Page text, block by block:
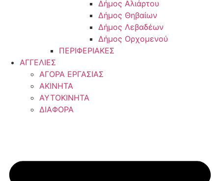
Δήμος Αλιάρτου
Δήμος Θηβαίων
Δήμος Λεβαδέων
Δήμος Ορχομενού
ΠΕΡΙΦΕΡΙΑΚΕΣ
ΑΓΓΕΛΙΕΣ
ΑΓΟΡΑ ΕΡΓΑΣΙΑΣ
ΑΚΙΝΗΤΑ
ΑΥΤΟΚΙΝΗΤΑ
ΔΙΑΦΟΡΑ